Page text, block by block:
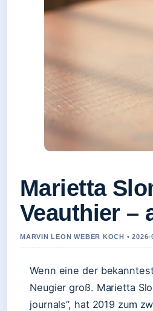
Marietta
Veauthier –
MARVIN LEON WEBER KOCH •
Wenn eine der
Neugier groß. Marietta
journals”, hat 2019 zum